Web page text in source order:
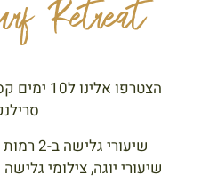
Retreat
הצטרפו
שיעורי
שיעורי יוגה, צילומי